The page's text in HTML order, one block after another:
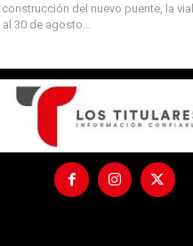
del nuevo puente, la
30 de agosto...